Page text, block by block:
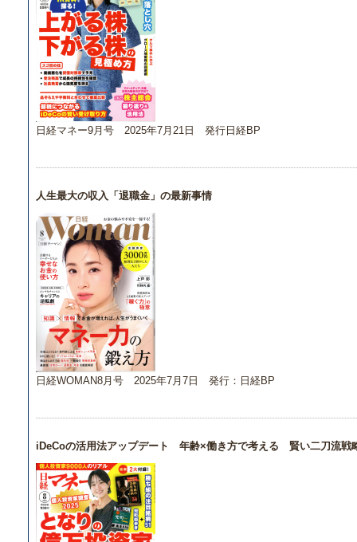
日経マネー9月号 2025年7月21日 発行日経BP
人生最大の収入「退職金」の最新事情
日経WOMAN8月号 2025年7月7日 発行：日経BP
iDeCoの活用法アップデート 年齢×働き方で考える 賢い二刀流戦